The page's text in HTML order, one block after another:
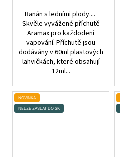
Banán s ledními plody....
Skvěle vyvážené příchutě
Aramax pro každodení
vapování. Příchutě jsou
dodávány v 60ml plastových
lahvičkách, které obsahují
12ml...
NOVINKA
NELZE ZASLAT DO SK